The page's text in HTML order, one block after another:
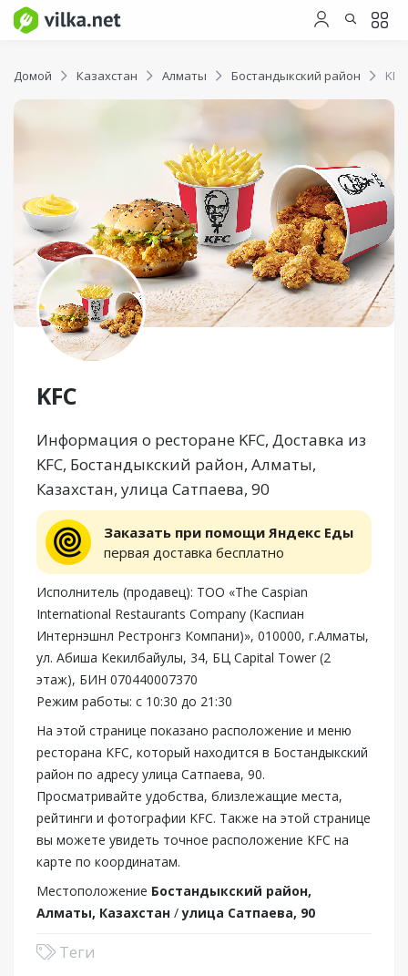
Домой Казахстан Алматы Бостандыкский район KFC
KFC
Информация о ресторане KFC, Доставка из
KFC, Бостандыкский район, Алматы,
Казахстан, улица Сатпаева, 90
Заказать при помощи Яндекс Еды
первая доставка бесплатно
Исполнитель (продавец): ТОО «The Caspian
International Restaurants Company (Каспиан
Интернэшнл Рестронгз Компани)», 010000, г.Алматы,
ул. Абиша Кекилбайулы, 34, БЦ Capital Tower (2
этаж), БИН 070440007370
Режим работы: с 10:30 до 21:30
На этой странице показано расположение и меню
ресторана KFC, который находится в Бостандыкский
район по адресу улица Сатпаева, 90.
Просматривайте удобства, близлежащие места,
рейтинги и фотографии KFC. Также на этой странице
вы можете увидеть точное расположение KFC на
карте по координатам.
Местоположение Бостандыкский район,
Алматы, Казахстан /улица Сатпаева, 90
Теги